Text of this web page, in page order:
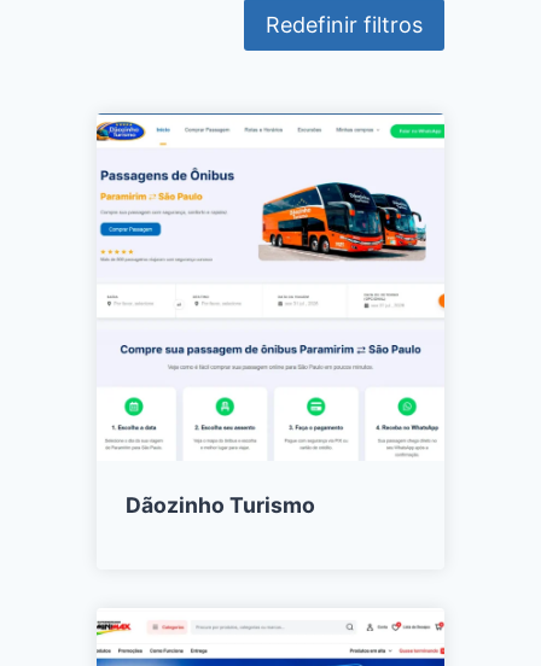
Redefinir filtros
Dãozinho Turismo